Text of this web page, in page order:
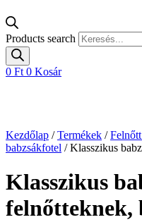
Products search
0 Ft 0 Kosár
Kezdőlap /Termékek /
babzsákfotel / Klasszikus
Klasszikus
felnőtteknek,